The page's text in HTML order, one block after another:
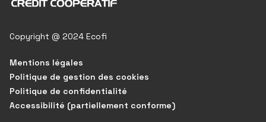
Copyright @ 2024 Ecofi
Mentions légales
Politique de gestion des cookies
Politique de confidentialité
Accessibilité (partiellement conforme)